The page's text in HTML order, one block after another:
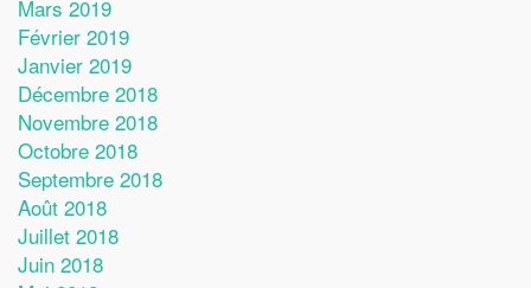
Mars 2019
Février 2019
Janvier 2019
Décembre 2018
Novembre 2018
Octobre 2018
Septembre 2018
Août 2018
Juillet 2018
Juin 2018